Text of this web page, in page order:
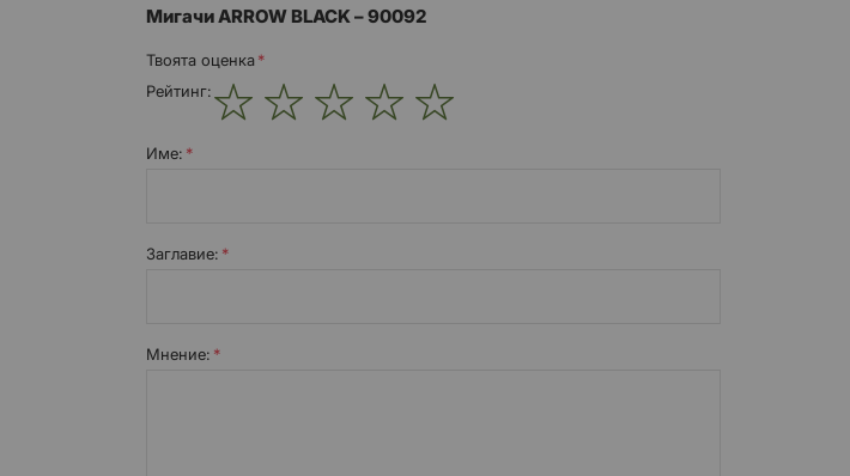
Mигачи ARROW BLACK – 90092
Твоята оценка
Рейтинг:
Име:
Заглавиe:
Мнение: